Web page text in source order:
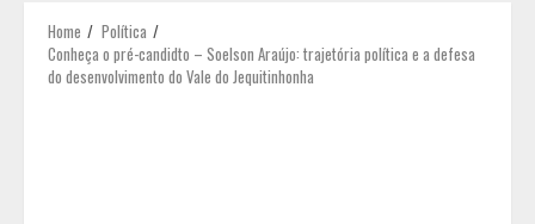
Home
Política
Conheça o pré-candidto – Soelson Araújo: trajetória política e a defesa
do desenvolvimento do Vale do Jequitinhonha